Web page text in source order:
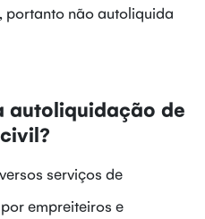
portanto não autoliquida
autoliquidação de
serviços de
empreiteiros e